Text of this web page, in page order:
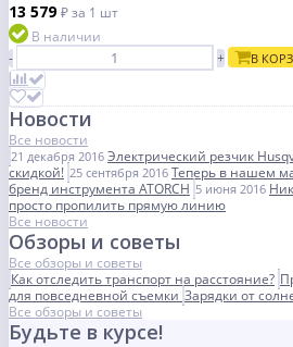
13 579₽за 1 шт
В наличии
-
+ В
Новости
Все новости
21 декабря 2016 Электрический резчик
скидкой! 25 сентября 2016 Теперь в нашем
бренд инструмента ATORCH 5 июня 2016
просто пропилить прямую линию
Все новости
Обзоры и советы
Все обзоры и советы
Как отследить транспорт на расстояние?
для повседневной съемки Зарядки от
Все обзоры и советы
Будьте в курсе!